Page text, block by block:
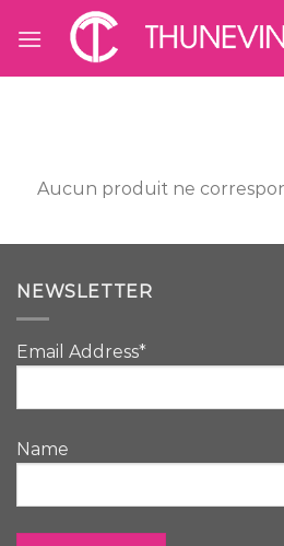
Aucun produit ne
NEWSLETTER
Email Address*
Name